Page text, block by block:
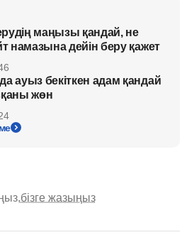
маңызы қандай, не
намазына дейін беру қажет
ауыз бекіткен адам қандай
жөн
бізге жазыңыз